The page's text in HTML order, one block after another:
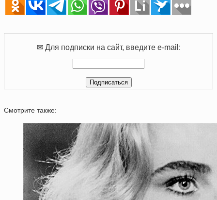
✉ Для подписки на сайт, введите e-mail:
Смотрите также: